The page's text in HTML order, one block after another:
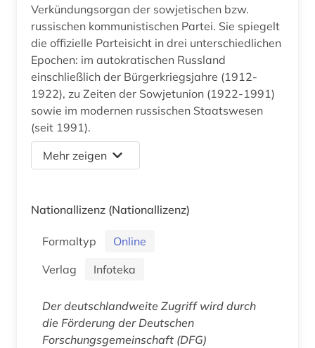
Verkündungsorgan der sowjetischen bzw.
russischen kommunistischen Partei. Sie spiegelt
die offizielle Parteisicht in drei unterschiedlichen
Epochen: im autokratischen Russland
einschließlich der Bürgerkriegsjahre (1912-
1922), zu Zeiten der Sowjetunion (1922-1991)
sowie im modernen russischen Staatswesen
(seit 1991).
Mehr zeigen
Nationallizenz (Nationallizenz)
Formaltyp
Online
Verlag
Infoteka
Der deutschlandweite Zugriff wird durch
die Förderung der Deutschen
Forschungsgemeinschaft (DFG)